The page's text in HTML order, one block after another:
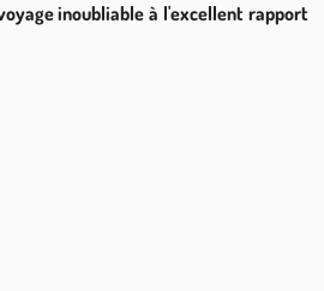
voyage inoubliable à l'excellent rapport